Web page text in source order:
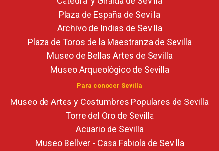
Plaza de España de Sevilla
Archivo de Indias de Sevilla
Plaza de Toros de la Maestranza de Sevilla
Museo de Bellas Artes de Sevilla
Museo Arqueológico de Sevilla
Para conocer Sevilla
Museo de Artes y Costumbres Populares de Sevilla
Torre del Oro de Sevilla
Acuario de Sevilla
Museo Bellver - Casa Fabiola de Sevilla